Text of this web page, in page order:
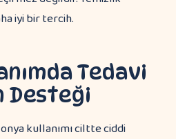
iyi bir tercih.
Tedavi
Desteği
kullanımı ciltte ciddi